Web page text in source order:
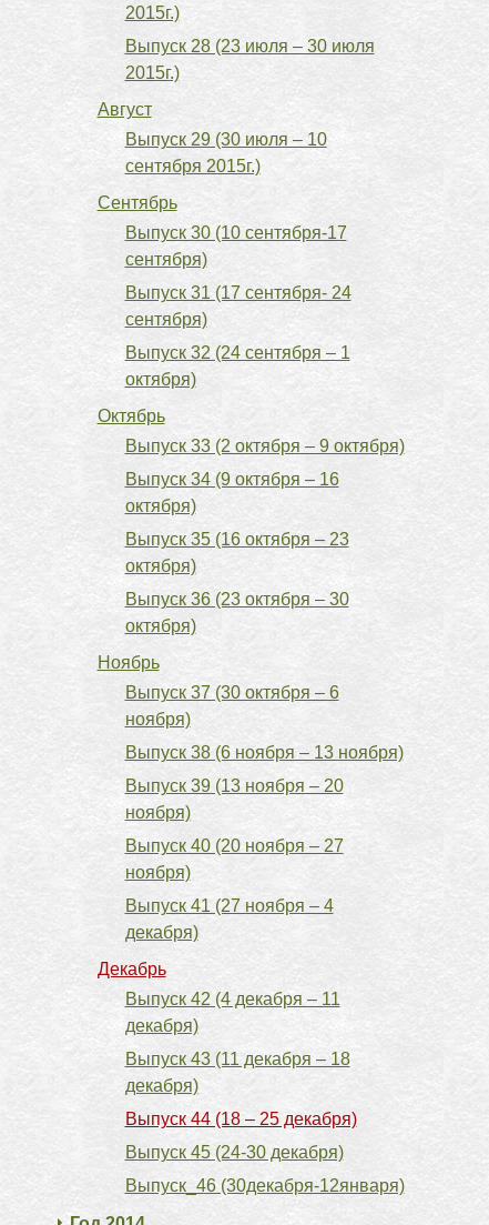
2015г.)
Выпуск 28 (23 июля – 30 июля
2015г.)
Август
Выпуск 29 (30 июля – 10
сентября 2015г.)
Сентябрь
Выпуск 30 (10 сентября-17
сентября)
Выпуск 31 (17 сентября- 24
сентября)
Выпуск 32 (24 сентября – 1
октября)
Октябрь
Выпуск 33 (2 октября – 9 октября)
Выпуск 34 (9 октября – 16
октября)
Выпуск 35 (16 октября – 23
октября)
Выпуск 36 (23 октября – 30
октября)
Ноябрь
Выпуск 37 (30 октября – 6
ноября)
Выпуск 38 (6 ноября – 13 ноября)
Выпуск 39 (13 ноября – 20
ноября)
Выпуск 40 (20 ноября – 27
ноября)
Выпуск 41 (27 ноября – 4
декабря)
Декабрь
Выпуск 42 (4 декабря – 11
декабря)
Выпуск 43 (11 декабря – 18
декабря)
Выпуск 44 (18 – 25 декабря)
Выпуск 45 (24-30 декабря)
Выпуск_46 (30декабря-12января)